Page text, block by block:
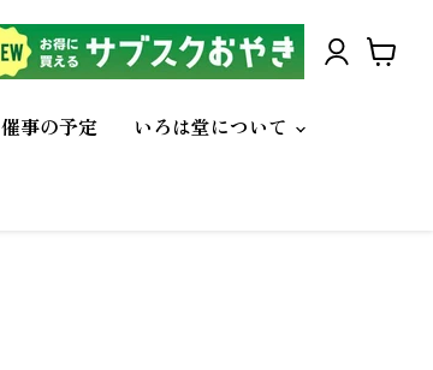
催事の予定 いろは堂について